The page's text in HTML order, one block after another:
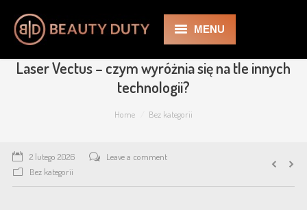
MENU
BD
Kosmetologia
Laser Vectus – czym wyróżnia się na tle innych
technologii?
Home Bez kategorii
2 lutego 2026
Leave a comment
Bez kategorii